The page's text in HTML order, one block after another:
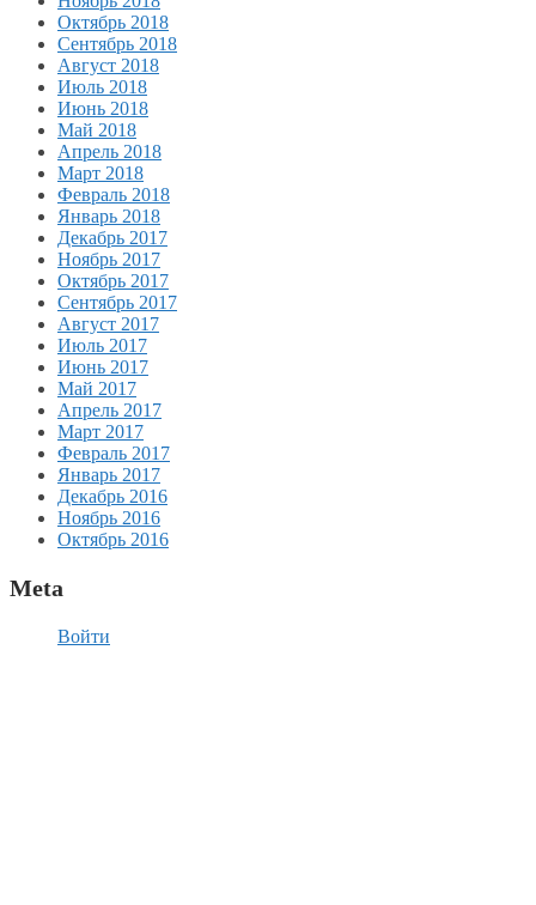
Октябрь 2018
Сентябрь 2018
Август 2018
Июль 2018
Июнь 2018
Май 2018
Апрель 2018
Март 2018
Февраль 2018
Январь 2018
Декабрь 2017
Ноябрь 2017
Октябрь 2017
Сентябрь 2017
Август 2017
Июль 2017
Июнь 2017
Май 2017
Апрель 2017
Март 2017
Февраль 2017
Январь 2017
Декабрь 2016
Ноябрь 2016
Октябрь 2016
Meta
Войти